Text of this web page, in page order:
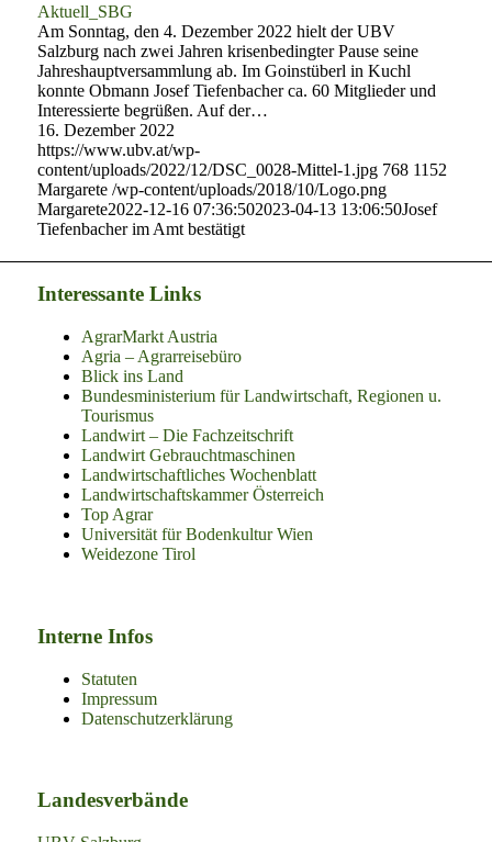
Aktuell_SBG
Am Sonntag, den 4. Dezember 2022 hielt der UBV
Salzburg nach zwei Jahren krisenbedingter Pause seine
Jahreshauptversammlung ab. Im Goinstüberl in Kuchl
konnte Obmann Josef Tiefenbacher ca. 60 Mitglieder und
Interessierte begrüßen. Auf der…
16. Dezember 2022
https://www.ubv.at/wp-
content/uploads/2022/12/DSC_0028-Mittel-1.jpg 768 1152
Margarete /wp-content/uploads/2018/10/Logo.png
Margarete2022-12-16 07:36:502023-04-13 13:06:50Josef
Tiefenbacher im Amt bestätigt
Interessante Links
AgrarMarkt Austria
Agria – Agrarreisebüro
Blick ins Land
Bundesministerium für Landwirtschaft, Regionen u.
Tourismus
Landwirt – Die Fachzeitschrift
Landwirt Gebrauchtmaschinen
Landwirtschaftliches Wochenblatt
Landwirtschaftskammer Österreich
Top Agrar
Universität für Bodenkultur Wien
Weidezone Tirol
Interne Infos
Statuten
Impressum
Datenschutzerklärung
Landesverbände